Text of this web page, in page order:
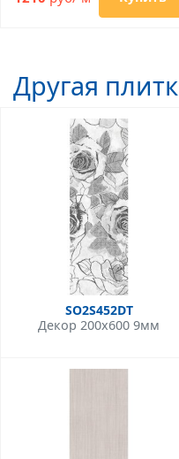
Другая
SO2S452DT
Декор 200x600 9мм